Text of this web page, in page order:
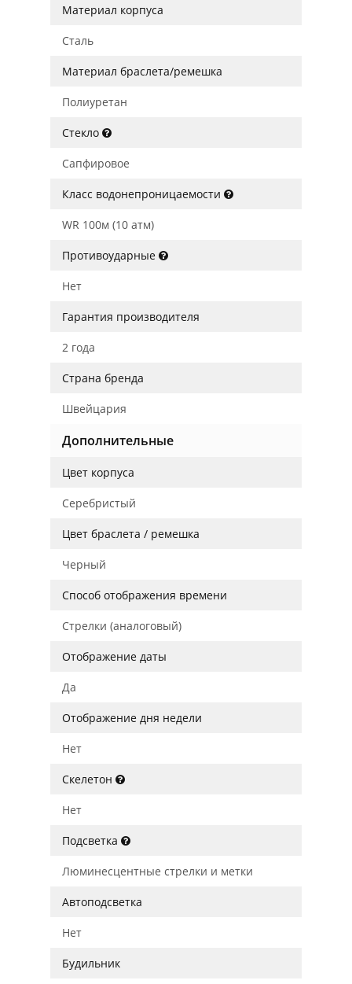
Материал корпуса
Сталь
Материал браслета/ремешка
Полиуретан
Стекло
Сапфировое
Класс водонепроницаемости
WR 100м (10 атм)
Противоударные
Нет
Гарантия производителя
2 года
Страна бренда
Швейцария
Дополнительные
Цвет корпуса
Серебристый
Цвет браслета / ремешка
Черный
Способ отображения времени
Стрелки (аналоговый)
Отображение даты
Да
Отображение дня недели
Нет
Скелетон
Нет
Подсветка
Люминесцентные стрелки и метки
Автоподсветка
Нет
Будильник